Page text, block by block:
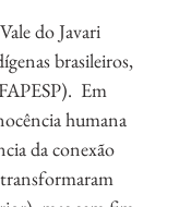
do Javari
brasileiros,
Em
humana
da conexão